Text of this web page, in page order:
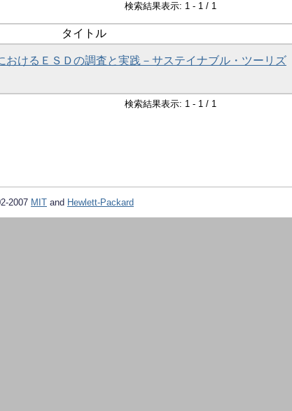
検索結果表示: 1 - 1 / 1
タイトル
おけるＥＳＤの調査と実践－サステイナブル・ツーリズ
検索結果表示: 1 - 1 / 1
2007 MIT and Hewlett-Packard